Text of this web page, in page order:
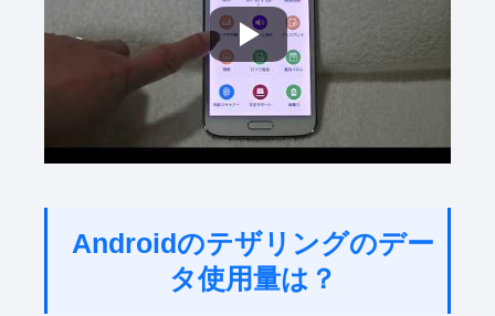
Androidのテザリングのデー
タ使用量は？